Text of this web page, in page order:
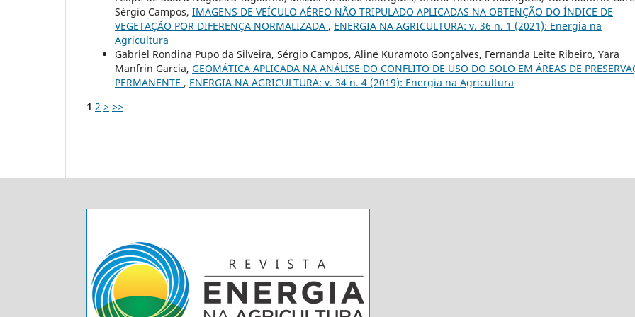
Sérgio Campos, IMAGENS DE VEÍCULO AÉREO NÃO TRIPULADO APLICADAS NA OBTENÇÃO DO ÍNDICE DE
VEGETAÇÃO POR DIFERENÇA NORMALIZADA , ENERGIA NA AGRICULTURA: v. 36 n. 1 (2021): Energia na
Agricultura
Gabriel Rondina Pupo da Silveira, Sérgio Campos, Aline Kuramoto Gonçalves, Fernanda Leite Ribeiro, Yara
Manfrin Garcia, GEOMÁTICA APLICADA NA ANÁLISE DO CONFLITO DE USO DO SOLO EM ÁREAS DE
PERMANENTE , ENERGIA NA AGRICULTURA: v. 34 n. 4 (2019): Energia na Agricultura
1 2 > >>